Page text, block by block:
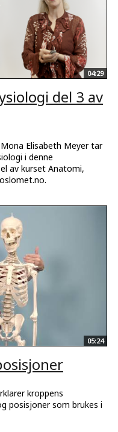
04:29
del 3 av
Elisabeth Meyer tar
i denne
av kurset Anatomi,
05:24
kroppens
posisjoner som brukes i